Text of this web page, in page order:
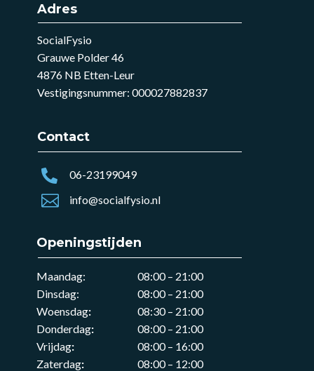
Adres
SocialFysio
Grauwe Polder 46
4876 NB Etten-Leur
Vestigingsnummer: 000027882837
Contact
 06-23199049
 info@socialfysio.nl
Openingstijden
Maandag:
08:00 – 21:00
Dinsdag:
08:00 – 21:00
Woensdag:
08:30 – 21:00
Donderdag:
08:00 – 21:00
Vrijdag:
08:00 – 16:00
Zaterdag:
08:00 – 12:00